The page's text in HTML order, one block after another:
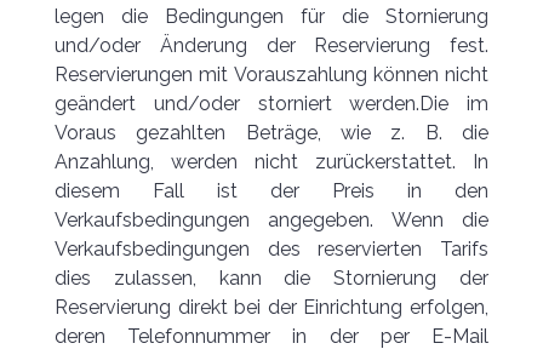
legen die Bedingungen für die Stornierung
und/oder Änderung der Reservierung fest.
Reservierungen mit Vorauszahlung können nicht
geändert und/oder storniert werden.Die im
Voraus gezahlten Beträge, wie z. B. die
Anzahlung, werden nicht zurückerstattet. In
diesem Fall ist der Preis in den
Verkaufsbedingungen angegeben. Wenn die
Verkaufsbedingungen des reservierten Tarifs
dies zulassen, kann die Stornierung der
Reservierung direkt bei der Einrichtung erfolgen,
deren Telefonnummer in der per E-Mail